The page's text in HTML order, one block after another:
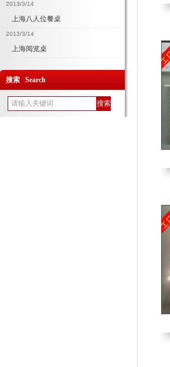
2013/3/14
上海八人位餐桌
2013/3/14
上海阅览桌
搜索 Search